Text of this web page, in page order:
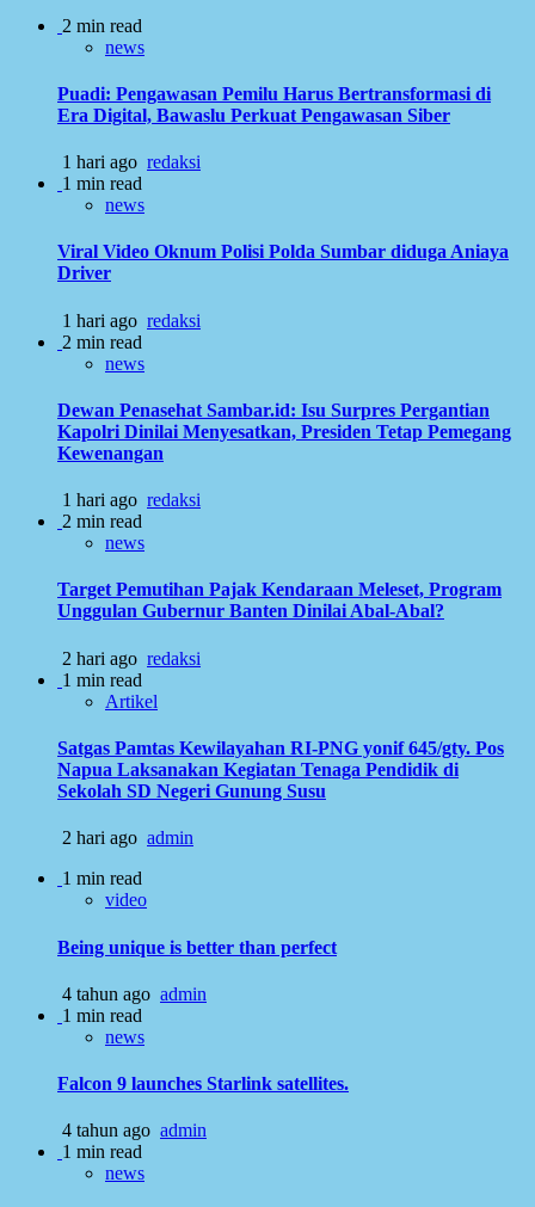
2 min read
news
Puadi: Pengawasan Pemilu Harus Bertransformasi di
Era Digital, Bawaslu Perkuat Pengawasan Siber
1 hari ago redaksi
1 min read
news
Viral Video Oknum Polisi Polda Sumbar diduga Aniaya
Driver
1 hari ago redaksi
2 min read
news
Dewan Penasehat Sambar.id: Isu Surpres Pergantian
Kapolri Dinilai Menyesatkan, Presiden Tetap Pemegang
Kewenangan
1 hari ago redaksi
2 min read
news
Target Pemutihan Pajak Kendaraan Meleset, Program
Unggulan Gubernur Banten Dinilai Abal-Abal?
2 hari ago redaksi
1 min read
Artikel
Satgas Pamtas Kewilayahan RI-PNG yonif 645/gty. Pos
Napua Laksanakan Kegiatan Tenaga Pendidik di
Sekolah SD Negeri Gunung Susu
2 hari ago admin
1 min read
video
Being unique is better than perfect
4 tahun ago admin
1 min read
news
Falcon 9 launches Starlink satellites.
4 tahun ago admin
1 min read
news